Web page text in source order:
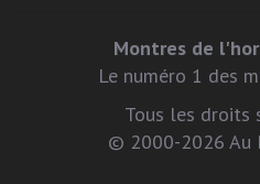
Montres de
Le numéro 1 des
Tous les droits
© 2000-2026 Au